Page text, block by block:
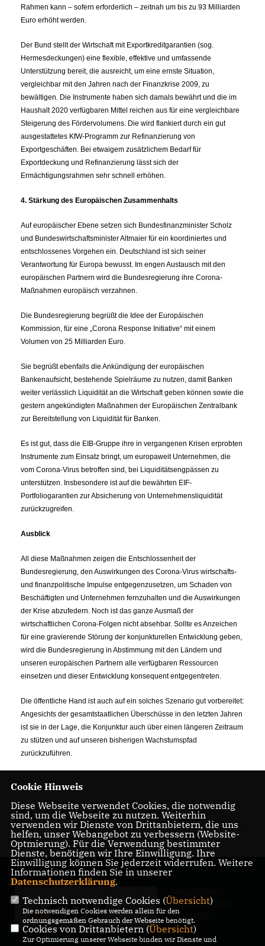
Rahmen kann – sofern erforderlich – zeitnah um bis zu 93 Milliarden
Euro erhöht werden.
Der Bund stellt der Wirtschaft mit Exportkreditgarantien (sog.
Hermesdeckungen) eine flexible, effektive und umfassende
Unterstützung bereit, die ausreicht, um eine ernste Situation,
vergleichbar mit den Jahren nach der Finanzkrise 2009, zu
bewältigen. Die Instrumente haben sich damals bewährt und die im
Haushalt 2020 verfügbaren Mittel reichen aus für eine vergleichbare
Steigerung des Fördervolumens. Die wird flankiert durch ein gut
ausgestattetes KfW-Programm zur Refinanzierung von
Exportgeschäften. Bei etwaigem zusätzlichem Bedarf für
Exportdeckung und Refinanzierung lässt sich der
Ermächtigungsrahmen sehr schnell erhöhen.
4. Stärkung des Europäischen Zusammenhalts
Auf europäischer Ebene setzen sich Bundesfinanzminister Scholz
und Bundeswirtschaftsminister Altmaier für ein koordiniertes und
entschlossenes Vorgehen ein. Deutschland ist sich seiner
Verantwortung für Europa bewusst. Im engen Austausch mit den
europäischen Partnern wird die Bundesregierung ihre Corona-
Maßnahmen europäisch verzahnen.
Die Bundesregierung begrüßt die Idee der Europäischen
Kommission, für eine „Corona Response Initiative“ mit einem
Volumen von 25 Milliarden Euro.
Sie begrüßt ebenfalls die Ankündigung der europäischen
Bankenaufsicht, bestehende Spielräume zu nutzen, damit Banken
weiter verlässlich Liquidität an die Wirtschaft geben können sowie die
gestern angekündigten Maßnahmen der Europäischen Zentralbank
zur Bereitstellung von Liquidität für Banken.
Es ist gut, dass die EIB-Gruppe ihre in vergangenen Krisen erprobten
Instrumente zum Einsatz bringt, um europaweit Unternehmen, die
vom Corona-Virus betroffen sind, bei Liquiditätsengpässen zu
unterstützen. Insbesondere ist auf die bewährten EIF-
Portfoliogarantien zur Absicherung von Unternehmensliquidität
zurückzugreifen.
Ausblick
All diese Maßnahmen zeigen die Entschlossenheit der
Bundesregierung, den Auswirkungen des Corona-Virus wirtschafts-
und finanzpolitische Impulse entgegenzusetzen, um Schaden von
Beschäftigten und Unternehmen fernzuhalten und die Auswirkungen
der Krise abzufedern. Noch ist das ganze Ausmaß der
wirtschaftlichen Corona-Folgen nicht absehbar. Sollte es Anzeichen
für eine gravierende Störung der konjunkturellen Entwicklung geben,
wird die Bundesregierung in Abstimmung mit den Ländern und
unseren europäischen Partnern alle verfügbaren Ressourcen
einsetzen und dieser Entwicklung konsequent entgegentreten.
Die öffentliche Hand ist auch auf ein solches Szenario gut vorbereitet:
Angesichts der gesamtstaatlichen Überschüsse in den letzten Jahren
ist sie in der Lage, die Konjunktur auch über einen längeren Zeitraum
zu stützen und auf unseren bisherigen Wachstumspfad
zurückzuführen.
17.03.2020, 09:29 Uhr
DATENSCHUTZ
KONTAKT
Cookie Hinweis
Diese Webseite verwendet Cookies, die notwendig
sind, um die Webseite zu nutzen. Weiterhin
verwenden wir Dienste von Drittanbietern, die uns
helfen, unser Webangebot zu verbessern (Website-
Optmierung). Für die Verwendung bestimmter
Dienste, benötigen wir Ihre Einwilligung. Ihre
Einwilligung können Sie jederzeit widerrufen. Weitere
Informationen finden Sie in unserer
Datenschutzerklärung.
Technisch notwendige Cookies (Übersicht)
Die notwendigen Cookies werden allein für den
ordnungsgemäßen Gebrauch der Webseite benötigt.
Cookies von Drittanbietern (Übersicht)
Zur Optimierung unserer Webseite binden wir Dienste und